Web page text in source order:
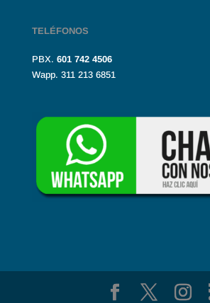
TELÉFONOS
PBX. 601 742 4506
Wapp. 311 213 6851